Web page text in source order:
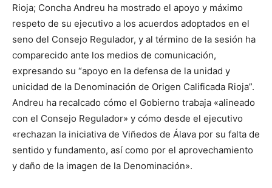
Rioja; Concha Andreu ha mostrado el apoyo y máximo
respeto de su ejecutivo a los acuerdos adoptados en el
seno del Consejo Regulador, y al término de la sesión ha
comparecido ante los medios de comunicación,
expresando su “apoyo en la defensa de la unidad y
unicidad de la Denominación de Origen Calificada Rioja”.
Andreu ha recalcado cómo el Gobierno trabaja «alineado
con el Consejo Regulador» y cómo desde el ejecutivo
«rechazan la iniciativa de Viñedos de Álava por su falta de
sentido y fundamento, así como por el aprovechamiento
y daño de la imagen de la Denominación».